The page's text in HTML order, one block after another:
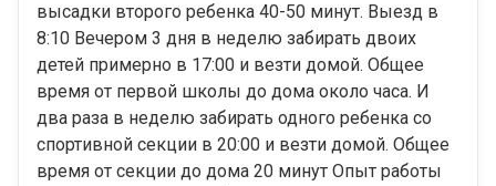
высадки второго ребенка 40-50 минут. Выезд в
8:10 Вечером 3 дня в неделю забирать двоих
детей примерно в 17:00 и везти домой. Общее
время от первой школы до дома около часа. И
два раза в неделю забирать одного ребенка со
спортивной секции в 20:00 и везти домой. Общее
время от секции до дома 20 минут Опыт работы